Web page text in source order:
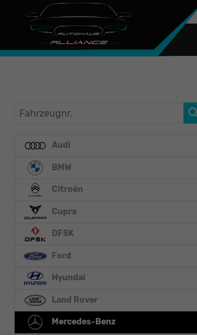
Fahrzeugnr.
Audi
BMW
Citroën
Cupra
DFSK
Ford
Hyundai
Land Rover
Mercedes-Benz